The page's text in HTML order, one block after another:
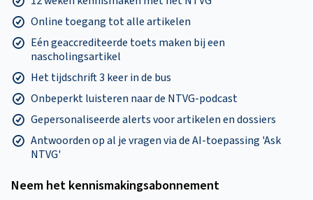
Online toegang tot alle artikelen
Eén geaccrediteerde toets maken bij een
nascholingsartikel
Het tijdschrift 3 keer in de bus
Onbeperkt luisteren naar de NTVG-podcast
Gepersonaliseerde alerts voor artikelen en dossiers
Antwoorden op al je vragen via de AI-toepassing 'Ask
NTVG'
Neem het kennismakings­abonnement